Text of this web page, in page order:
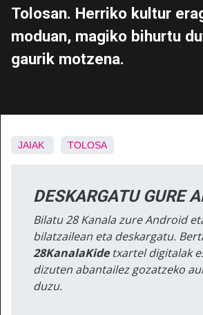
Tolosan. Herriko kultur
moduan, magiko bihurtu
gaurik motzena.
JAIAK TOLOSA
DESKARGATU GURE
Bilatu 28 Kanala zure Android
bilatzailean eta deskargatu.
28KanalaKidetxartel digitalak
dizuten abantailez gozatzeko
duzu.